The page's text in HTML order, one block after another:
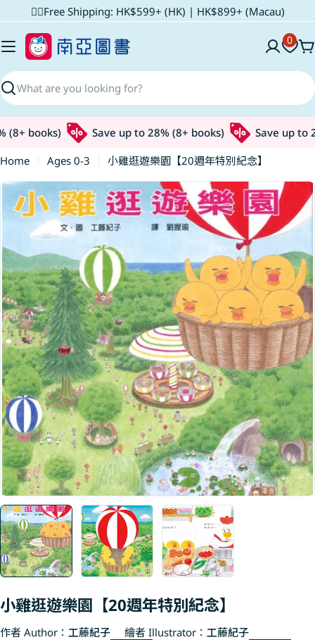
to
content
✌🏼Free Shipping: HK$599+ (HK) | HK$899+ (Macau)
Search
0
books) Save up to 28% (8+ books)
Save up to
Home
Ages 0-3
小雞逛遊樂園【20週年特別紀念】
Skip
product
information
Open media 0 in modal
小雞逛遊樂園【20週年特別紀念】
作者 Author： 工藤紀子 繪者 Illustrator： 工藤紀子